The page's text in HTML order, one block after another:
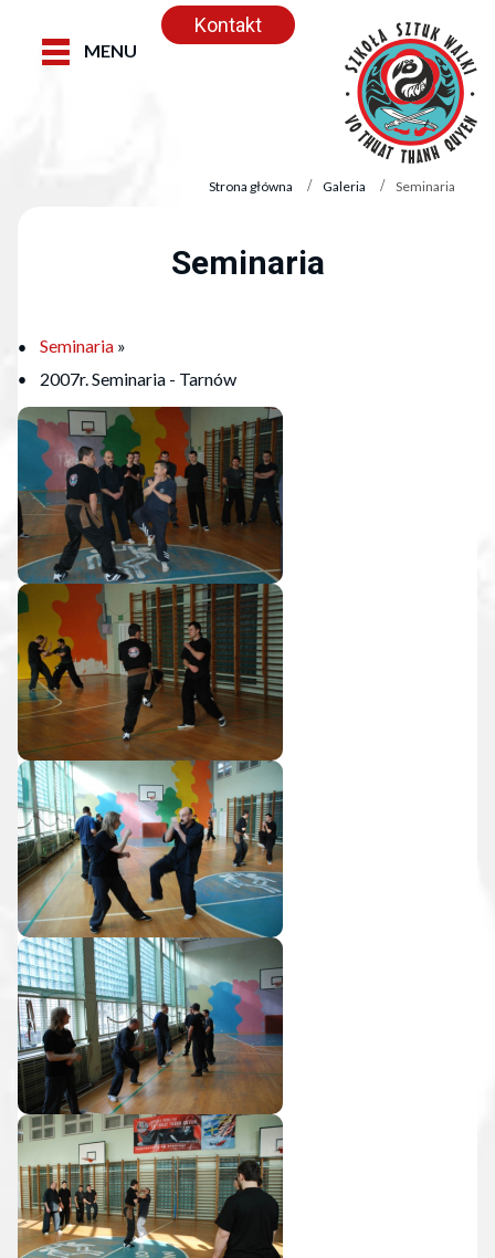
MENU
Kontakt
Strona główna Galeria Seminaria
Seminaria
Seminaria »
2007r. Seminaria - Tarnów